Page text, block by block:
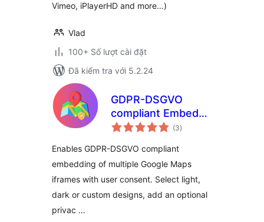
Vimeo, iPlayerHD and more…)
Vlad
100+ Số lượt cài đặt
Đã kiểm tra với 5.2.24
GDPR-DSGVO
compliant Embeds
for Google Maps
(3tổng
đánh
)
Enables GDPR-DSGVO compliant
embedding of multiple Google Maps
iframes with user consent. Select light,
dark or custom designs, add an optional
privac …